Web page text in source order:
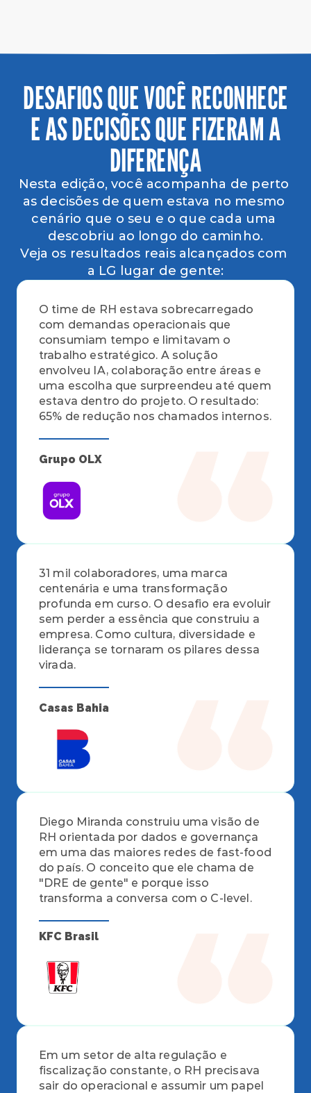
DESAFIOS QUE VOCÊ RECONHECE
E AS DECISÕES QUE FIZERAM A
DIFERENÇA
Nesta edição, você acompanha de perto
as decisões de quem estava no mesmo
cenário que o seu e o que cada uma
descobriu ao longo do caminho.
Veja os resultados reais alcançados com
a LG lugar de gente:
O time de RH estava sobrecarregado
com demandas operacionais que
consumiam tempo e limitavam o
trabalho estratégico. A solução
envolveu IA, colaboração entre áreas e
uma escolha que surpreendeu até quem
estava dentro do projeto. O resultado:
65% de redução nos chamados internos.
Grupo OLX
31 mil colaboradores, uma marca
centenária e uma transformação
profunda em curso. O desafio era evoluir
sem perder a essência que construiu a
empresa. Como cultura, diversidade e
liderança se tornaram os pilares dessa
virada.
Casas Bahia
Diego Miranda construiu uma visão de
RH orientada por dados e governança
em uma das maiores redes de fast-food
do país. O conceito que ele chama de
"DRE de gente" e porque isso
transforma a conversa com o C-level.
KFC Brasil
Em um setor de alta regulação e
fiscalização constante, o RH precisava
sair do operacional e assumir um papel